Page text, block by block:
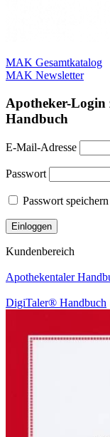
MAK Gesamtkatalog
MAK Newsletter
Apotheker-
Handbuch
E-Mail-Adresse
Passwort
Passwort speichern
Kundenbereich
Apothekentaler
DigiTaler® Handbuch